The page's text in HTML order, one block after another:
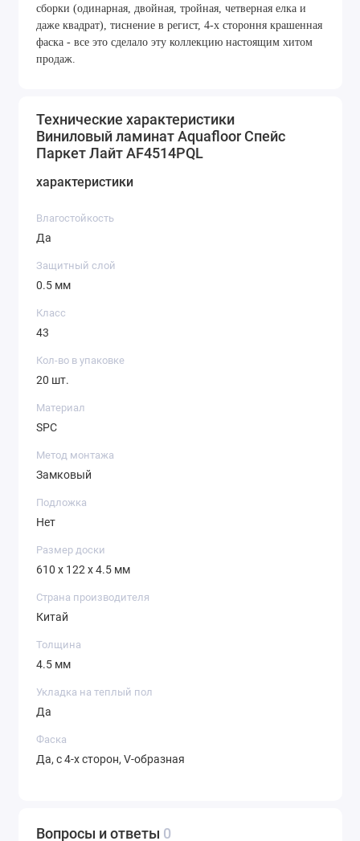
сборки (одинарная, двойная, тройная, четверная елка и
даже квадрат), тиснение в регист, 4-х стороння крашенная
фаска - все это сделало эту коллекцию настоящим хитом
продаж.
Технические характеристики
Виниловый ламинат Aquafloor Спейс
Паркет Лайт AF4514PQL
характеристики
Влагостойкость
Да
Защитный слой
0.5 мм
Класс
43
Кол-во в упаковке
20 шт.
Материал
SPC
Метод монтажа
Замковый
Подложка
Нет
Размер доски
610 x 122 x 4.5 мм
Страна производителя
Китай
Толщина
4.5 мм
Укладка на теплый пол
Да
Фаска
Да, с 4-х сторон, V-образная
Вопросы и ответы 0